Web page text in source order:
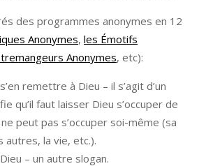
des programmes anonymes en 12
Anonymes, les Émotifs
Anonymes, etc):
remettre à Dieu – il s’agit d’un
qu’il faut laisser Dieu s’occuper de
peut pas s’occuper soi-même (sa
autres, la vie, etc.).
– un autre slogan.